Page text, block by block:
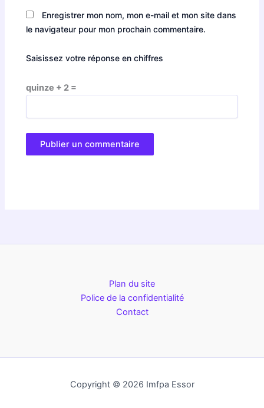
Enregistrer mon nom, mon e-mail et mon site dans
le navigateur pour mon prochain commentaire.
Saisissez votre réponse en chiffres
quinze + 2 =
Plan du site
Police de la confidentialité
Contact
Copyright © 2026 Imfpa Essor